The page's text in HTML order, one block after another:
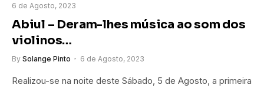
6 de Agosto, 2023
Abiul – Deram-lhes música ao som dos
violinos…
By Solange Pinto 6 de Agosto, 2023
Realizou-se na noite deste Sábado, 5 de Agosto, a primeira